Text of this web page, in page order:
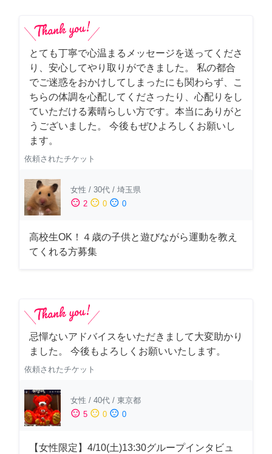
とても丁寧で心温まるメッセージを送ってくださ
り、安心してやり取りができました。 私の都合
でご迷惑をおかけしてしまったにも関わらず、こ
ちらの体調を心配してくださったり、心配りをし
ていただける素晴らしい方です。本当にありがと
うございました。 今後もぜひよろしくお願いし
ます。
依頼されたチケット
女性 / 30代 / 埼玉県
sentiment_satisfied 2 sentiment_neutral 0 sentiment_dissatisfied 0
高校生OK！４歳の子供と遊びながら運動を教え
てくれる方募集
忌憚ないアドバイスをいただきまして大変助かり
ました。 今後もよろしくお願いいたします。
依頼されたチケット
女性 / 40代 / 東京都
sentiment_satisfied 5 sentiment_neutral 0 sentiment_dissatisfied 0
【女性限定】4/10(土)13:30グループインタビュ